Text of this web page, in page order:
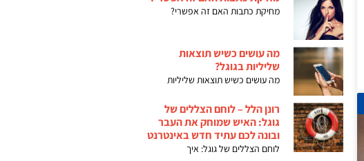
מחיקת כתבות האם זה אפשרי?
מה עושים כשיש תוצאות
שליליות בגוגל?
מה עושים כשיש תוצאות שליליות
רונן הלל – לוחם הצללים של
גוגל: האיש שמוחק את העבר
ובונה לכם עתיד חדש באינטרנט
לוחם הצללים של גוגל: איך